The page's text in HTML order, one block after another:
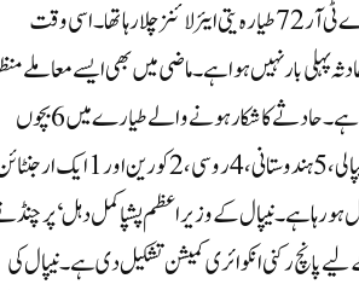
شکار ہونے والے طیارے میں 68 مسافر اور عملے کے چار ارکان سوار تھے۔ جڑواں انجن والا اے ٹی آر 72 طیارہ یتی ایئر لائنز چلا رہا تھا۔ اسی وقت
کا طیارہ حادثہ پہلی بار نہیں ہوا ہے۔ ماضی میں بھی ایسے معاملے
عام پر آتے رہے ہیں۔ نیپال کے طیارے کے حادثے میں 68 افراد کی ہلاکت کی تصدیق ہو گئی ہے۔ حادثے کا شکار ہونے والے طیارے میں 6 بچوں
سمیت 15 غیر ملکی شہری بھی سوار تھے۔ ایئر لائنز نے ایک بیان میں کہا کہ طیارے میں 53 نیپالی، 5 ہندوستانی، 4 روسی،
رہا ہے۔ نیپال کے وزیر اعظم پشپا کمل دہل ‘پرچنڈ
پانچ رکنی انکوائری کمیشن تشکیل دی ہے۔ نیپال کی